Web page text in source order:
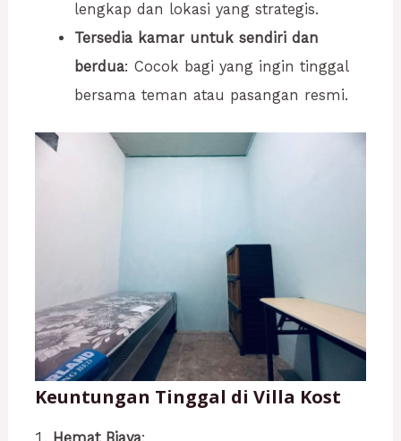
lengkap dan lokasi yang strategis.
Tersedia kamar untuk sendiri dan
berdua: Cocok bagi yang ingin tinggal
bersama teman atau pasangan resmi.
Keuntungan Tinggal di Villa Kost